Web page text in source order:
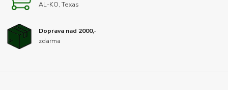
AL-KO, Texas
Doprava nad 2000,-
zdarma